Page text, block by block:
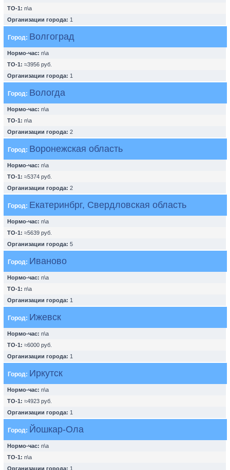
ТО-1: n\a
Организации города: 1
Город: Волгоград
Нормо-час: n\a
ТО-1: ≈3956 руб.
Организации города: 1
Город: Вологда
Нормо-час: n\a
ТО-1: n\a
Организации города: 2
Город: Воронежская область
Нормо-час: n\a
ТО-1: ≈5374 руб.
Организации города: 2
Город: Екатеринбрг, Свердловская область
Нормо-час: n\a
ТО-1: ≈5639 руб.
Организации города: 5
Город: Иваново
Нормо-час: n\a
ТО-1: n\a
Организации города: 1
Город: Ижевск
Нормо-час: n\a
ТО-1: ≈6000 руб.
Организации города: 1
Город: Иркутск
Нормо-час: n\a
ТО-1: ≈4923 руб.
Организации города: 1
Город: Йошкар-Ола
Нормо-час: n\a
ТО-1: n\a
Организации города: 1